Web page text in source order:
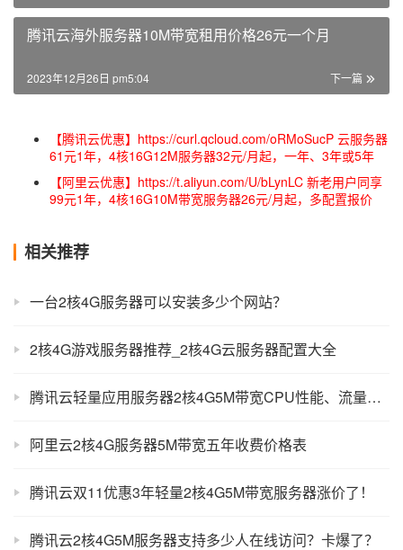
腾讯云海外服务器10M带宽租用价格26元一个月
下一篇
2023年12月26日 pm5:04
【腾讯云优惠】https://curl.qcloud.com/oRMoSucP 云服务器
61元1年，4核16G12M服务器32元/月起，一年、3年或5年
【阿里云优惠】https://t.aliyun.com/U/bLynLC 新老用户同享
99元1年，4核16G10M带宽服务器26元/月起，多配置报价
相关推荐
一台2核4G服务器可以安装多少个网站？
2核4G游戏服务器推荐_2核4G云服务器配置大全
腾讯云轻量应用服务器2核4G5M带宽CPU性能、流量和系统盘测试
阿里云2核4G服务器5M带宽五年收费价格表
腾讯云双11优惠3年轻量2核4G5M带宽服务器涨价了！
腾讯云2核4G5M服务器支持多少人在线访问？卡爆了？